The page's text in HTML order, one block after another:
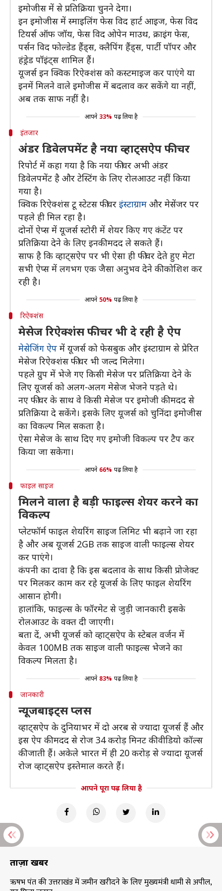
इमोजीस में से प्रतिक्रिया चुनने देगा।
इन इमोजीस में स्माइलिंग फेस विद हार्ट आइज, फेस विद
टियर्स ऑफ जॉय, फेस विद ओपेन माउथ, क्राइंग फेस,
पर्सन विद फोल्डेड हैंड्स, क्लैपिंग हैंड्स, पार्टी पॉपर और
हंड्रेड पॉइंट्स शामिल हैं।
यूजर्स इन क्विक रिऐक्शंस को कस्टमाइज कर पाएंगे या
इनमें मिलने वाले इमोजीस में बदलाव कर सकेंगे या नहीं,
अब तक साफ नहीं है।
आपने 33% पढ़ लिया है
इंतजार
अंडर डिवेलपमेंट है नया व्हाट्सऐप फीचर
रिपोर्ट में कहा गया है कि नया फीचर अभी अंडर
डिवेलपमेंट है और टेस्टिंग के लिए रोलआउट नहीं किया
गया है।
क्विक रिऐक्शंस टू स्टेटस फीचर इंस्टाग्राम और मेसेंजर पर
पहले ही मिल रहा है।
दोनों ऐप्स में यूजर्स स्टोरी में शेयर किए गए कंटेंट पर
प्रतिक्रिया देने के लिए इनकी मदद ले सकते हैं।
साफ है कि व्हाट्सऐप पर भी ऐसा ही फीचर देते हुए मेटा
सभी ऐप्स में लगभग एक जैसा अनुभव देने की कोशिश कर
रही है।
आपने 50% पढ़ लिया है
रिऐक्शंस
मेसेज रिऐक्शंस फीचर भी दे रही है ऐप
मेसेजिंग ऐप में यूजर्स को फेसबुक और इंस्टाग्राम से प्रेरित
मेसेज रिऐक्शंस फीचर भी जल्द मिलेगा।
पहले ग्रुप में भेजे गए किसी मेसेज पर प्रतिक्रिया देने के
लिए यूजर्स को अलग-अलग मेसेज भेजने पड़ते थे।
नए फीचर के साथ वे किसी मेसेज पर इमोजी की मदद से
प्रतिक्रिया दे सकेंगे। इसके लिए यूजर्स को चुनिंदा इमोजीस
का विकल्प मिल सकता है।
ऐसा मेसेज के साथ दिए गए इमोजी विकल्प पर टैप कर
किया जा सकेगा।
आपने 66% पढ़ लिया है
फाइल साइज
मिलने वाला है बड़ी फाइल्स शेयर करने का
विकल्प
प्लेटफॉर्म फाइल शेयरिंग साइज लिमिट भी बढ़ाने जा रहा
है और अब यूजर्स 2GB तक साइज वाली फाइल्स शेयर
कर पाएंगे।
कंपनी का दावा है कि इस बदलाव के साथ किसी प्रोजेक्ट
पर मिलकर काम कर रहे यूजर्स के लिए फाइल शेयरिंग
आसान होगी।
हालांकि, फाइल्स के फॉरमेट से जुड़ी जानकारी इसके
रोलआउट के वक्त दी जाएगी।
बता दें, अभी यूजर्स को व्हाट्सऐप के स्टेबल वर्जन में
केवल 100MB तक साइज वाली फाइल्स भेजने का
विकल्प मिलता है।
आपने 83% पढ़ लिया है
जानकारी
न्यूजबाइट्स प्लस
व्हाट्सऐप के दुनियाभर में दो अरब से ज्यादा यूजर्स हैं और
इस ऐप की मदद से रोज 34 करोड़ मिनट की वीडियो कॉल्स
की जाती हैं। अकेले भारत में ही 20 करोड़ से ज्यादा यूजर्स
रोज व्हाट्सऐप इस्तेमाल करते हैं।
आपने पूरा पढ़ लिया है
ताज़ा खबरें
ऋषभ पंत की उत्तराखंड में जमीन खरीदने के लिए मुख्यमंत्री धामी से अपील,